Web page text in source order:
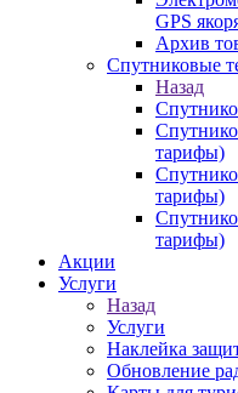
GPS
Архив
Спутниковые
Назад
тарифы)
тарифы)
тарифы)
Акции
Услуги
Назад
Услуги
Наклейка
Обновление